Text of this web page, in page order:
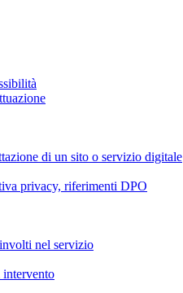
di un sito o servizio digitale
privacy, riferimenti DPO
nel servizio
intervento